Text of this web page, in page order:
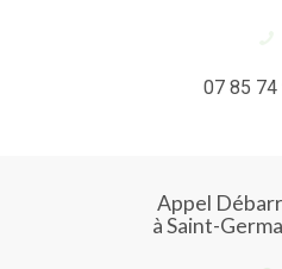
07 85 74
Appel
à Saint-